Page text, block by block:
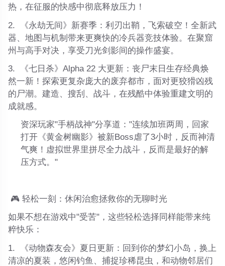
热，在征服的快感中彻底释放压力！
2.
《永劫无间》新赛季 ：利刃出鞘，飞索破空！全新武
器、地图与机制带来更爽快的冷兵器竞技体验。在聚窟
州与高手对决，享受刀光剑影间的操作盛宴。
3.
《七日杀》Alpha 22 大更新 ：丧尸末日生存经典焕
然一新！探索更复杂庞大的废弃都市，面对更狡猾凶残
的尸潮。建造、搜刮、战斗，在残酷中体验重建文明的
成就感。
资深玩家"手柄战神"分享道："连续加班两周，回家
打开《黄金树幽影》被新Boss虐了3小时，反而神清
气爽！虚拟世界里拼尽全力战斗，反而是最好的解
压方式。"
🎮轻松一刻：休闲治愈拯救你的无聊时光
如果不想在游戏中"受苦"，这些轻松选择同样能带来纯
粹快乐：
1.
《动物森友会》夏日更新 ：回到你的梦幻小岛，换上
清凉的夏装，悠闲钓鱼、捕捉珍稀昆虫，和动物邻居们